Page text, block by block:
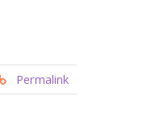
Permalink